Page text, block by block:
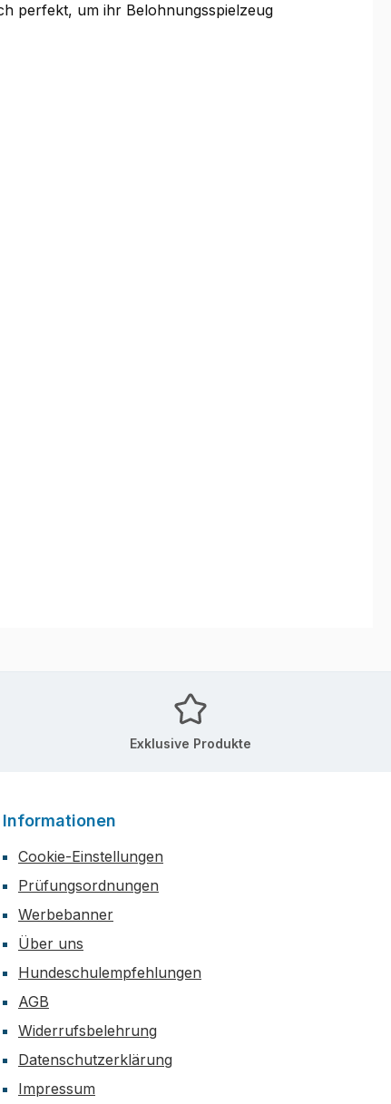
perfekt, um ihr Belohnungsspielzeug
Exklusive Produkte
Informationen
Cookie-Einstellungen
Prüfungsordnungen
Werbebanner
Über uns
Hundeschulempfehlungen
AGB
Widerrufsbelehrung
Datenschutzerklärung
Impressum